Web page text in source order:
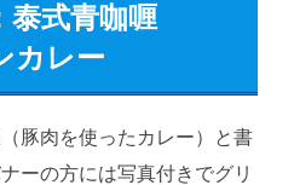
泰式青咖喱
カレー
豚肉を使ったカレー）と書
ーの方には写真付きでグリ